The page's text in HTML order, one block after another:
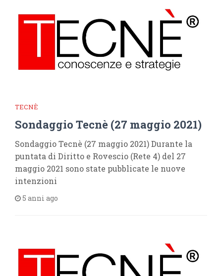
TECNÈ
Sondaggio Tecnè (27 maggio 2021)
Sondaggio Tecnè (27 maggio 2021) Durante la
puntata di Diritto e Rovescio (Rete 4) del 27
maggio 2021 sono state pubblicate le nuove
intenzioni
5 anni ago